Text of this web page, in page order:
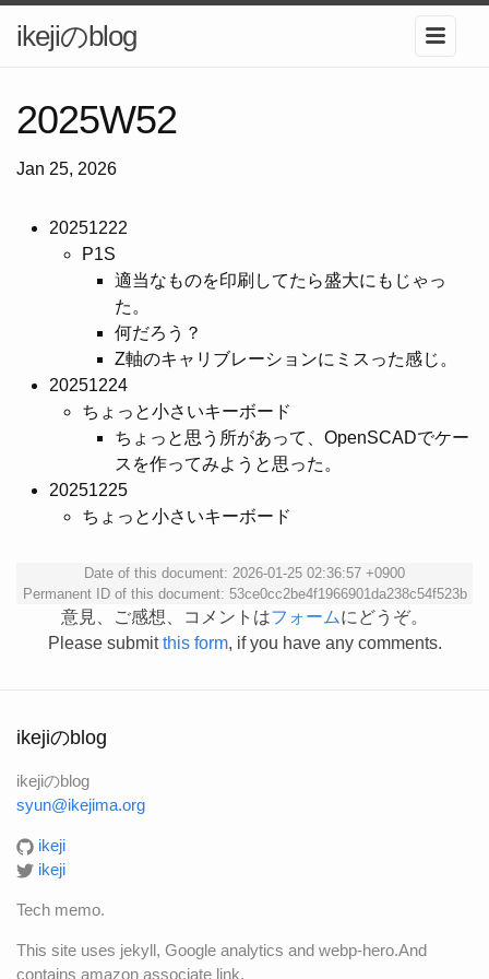
ikejiのblog
2025W52
Jan 25, 2026
20251222
P1S
適当なものを印刷してたら盛大にもじゃっ
た。
何だろう？
Z軸のキャリブレーションにミスった感じ。
20251224
ちょっと小さいキーボード
ちょっと思う所があって、OpenSCADでケー
スを作ってみようと思った。
20251225
ちょっと小さいキーボード
Date of this document: 2026-01-25 02:36:57 +0900
Permanent ID of this document: 53ce0cc2be4f1966901da238c54f523b
意見、ご感想、コメントはフォームにどうぞ。
Please submitthis form, if you have any comments.
ikejiのblog
ikejiのblog
syun@ikejima.org
ikeji
ikeji
Tech memo.
This site uses jekyll, Google analytics and webp-hero.And
contains amazon associate link.